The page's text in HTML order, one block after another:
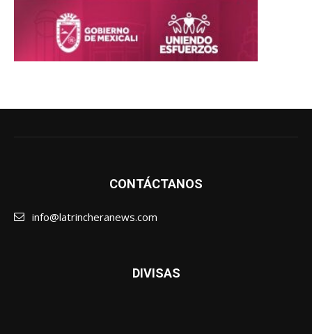
CONTÁCTANOS
info@latrincheranews.com
DIVISAS